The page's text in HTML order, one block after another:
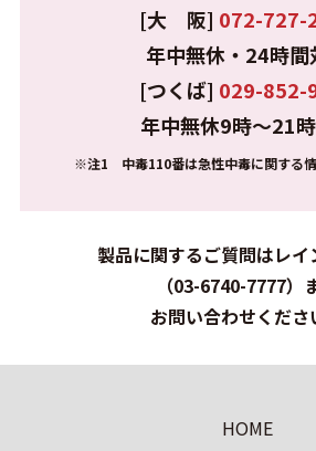
[大 阪] 072-727-
年中無休・24時間
[つくば] 029-852-
年中無休9時～21
※注1 中毒110番は急性中毒に関する情
製品に関するご質問はレイ
（03-6740-7777）
お問い合わせくださ
HOME